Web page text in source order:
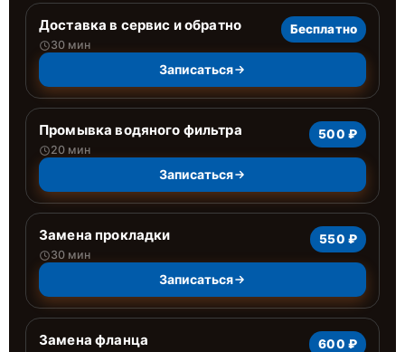
Доставка в сервис и обратно
30 мин
Бесплатно
Записаться
Промывка водяного фильтра
20 мин
500 ₽
Записаться
Замена прокладки
30 мин
550 ₽
Записаться
Замена фланца 600 ₽